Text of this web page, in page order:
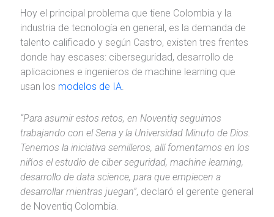
Hoy el principal problema que tiene Colombia y la
industria de tecnología en general, es la demanda de
talento calificado y según Castro, existen tres frentes
donde hay escases: ciberseguridad, desarrollo de
aplicaciones e ingenieros de machine learning que
usan los modelos de IA.
“Para asumir estos retos, en Noventiq seguimos
trabajando con el Sena y la Universidad Minuto de Dios.
Tenemos la iniciativa semilleros, allí fomentamos en los
niños el estudio de ciber seguridad, machine learning,
desarrollo de data science, para que empiecen a
desarrollar mientras juegan”, declaró el gerente general
de Noventiq Colombia.